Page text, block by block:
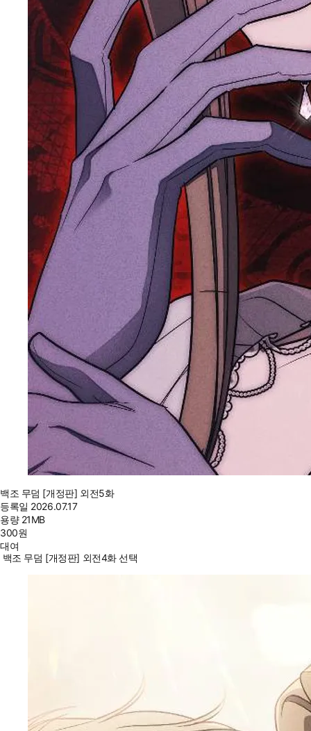
백조 무덤 [개정판] 외전5화
등록일 2026.07.17
용량 21MB
300원
대여
백조 무덤 [개정판] 외전4화 선택